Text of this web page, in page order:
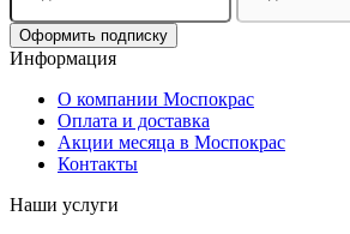
Оформить подписку
Информация
О компании Моспокрас
Оплата и доставка
Акции месяца в Моспокрас
Контакты
Наши услуги